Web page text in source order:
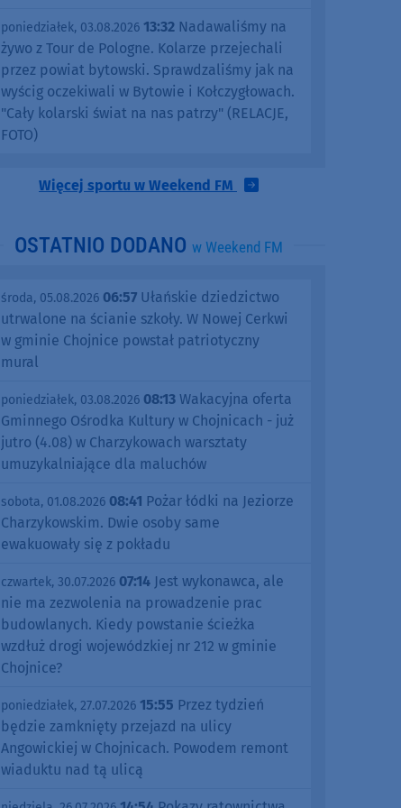
poniedziałek, 03.08.2026 13:32 Nadawaliśmy na
żywo z Tour de Pologne. Kolarze przejechali
przez powiat bytowski. Sprawdzaliśmy jak na
wyścig oczekiwali w Bytowie i Kołczygłowach.
"Cały kolarski świat na nas patrzy" (RELACJE,
FOTO)
Więcej sportu w Weekend FM
OSTATNIO DODANO w Weekend FM
środa, 05.08.2026 06:57 Ułańskie dziedzictwo
utrwalone na ścianie szkoły. W Nowej Cerkwi
w gminie Chojnice powstał patriotyczny
mural
poniedziałek, 03.08.2026 08:13 Wakacyjna oferta
Gminnego Ośrodka Kultury w Chojnicach - już
jutro (4.08) w Charzykowach warsztaty
umuzykalniające dla maluchów
sobota, 01.08.2026 08:41 Pożar łódki na Jeziorze
Charzykowskim. Dwie osoby same
ewakuowały się z pokładu
czwartek, 30.07.2026 07:14 Jest wykonawca, ale
nie ma zezwolenia na prowadzenie prac
budowlanych. Kiedy powstanie ścieżka
wzdłuż drogi wojewódzkiej nr 212 w gminie
Chojnice?
poniedziałek, 27.07.2026 15:55 Przez tydzień
będzie zamknięty przejazd na ulicy
Angowickiej w Chojnicach. Powodem remont
wiaduktu nad tą ulicą